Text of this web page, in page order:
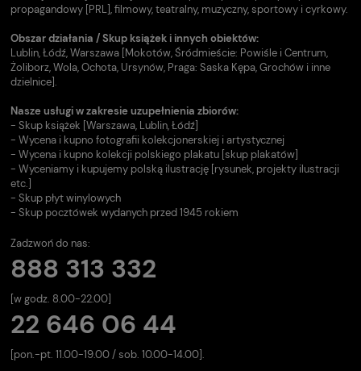
propagandowy [PRL], filmowy, teatralny, muzyczny, sportowy i cyrkowy.
Obszar działania / Skup książek i innych obiektów:
Lublin, Łódź, Warszawa [Mokotów, Śródmieście: Powiśle i Centrum,
Żoliborz, Wola, Ochota, Ursynów, Praga: Saska Kępa, Grochów i inne
dzielnice].
Nasze usługi w zakresie uzupełnienia zbiorów:
- Skup książek [Warszawa, Lublin, Łódź]
- Wycena i kupno fotografii kolekcjonerskiej i artystycznej
- Wycena i kupno kolekcji polskiego plakatu [skup plakatów]
- Wyceniamy i kupujemy polską ilustrację [rysunek, projekty ilustracji
etc.]
- Skup płyt winylowych
- Skup pocztówek wydanych przed 1945 rokiem
Zadzwoń do nas:
888 313 332
[w godz. 8.00-22.00]
22 646 06 44
[pon.-pt. 11.00-19.00 / sob. 10.00-14.00].